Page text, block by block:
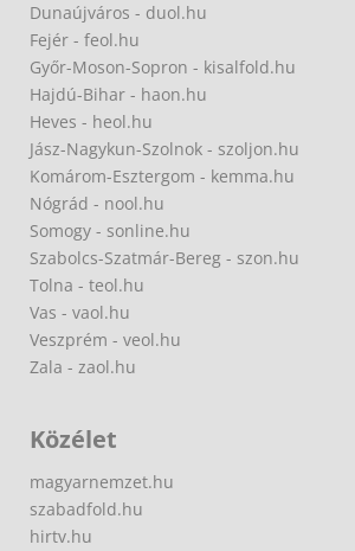
Dunaújváros - duol.hu
Fejér - feol.hu
Győr-Moson-Sopron - kisalfold.hu
Hajdú-Bihar - haon.hu
Heves - heol.hu
Jász-Nagykun-Szolnok - szoljon.hu
Komárom-Esztergom - kemma.hu
Nógrád - nool.hu
Somogy - sonline.hu
Szabolcs-Szatmár-Bereg - szon.hu
Tolna - teol.hu
Vas - vaol.hu
Veszprém - veol.hu
Zala - zaol.hu
Közélet
magyarnemzet.hu
szabadfold.hu
hirtv.hu